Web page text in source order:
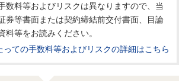
数料等およびリスクは異なりますので、当
券等書面または契約締結前交付書面、目論
料等をお読みください。
っての手数料等およびリスクの詳細はこちら